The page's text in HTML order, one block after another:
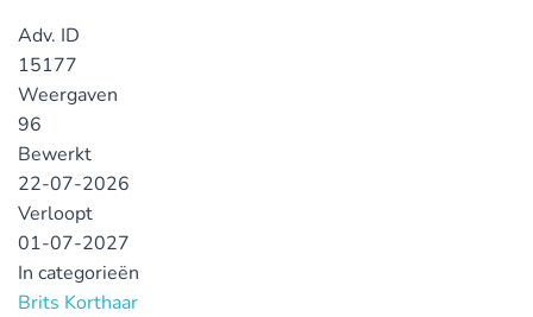
Adv. ID
15177
Weergaven
96
Bewerkt
22-07-2026
Verloopt
01-07-2027
In categorieën
Brits Korthaar